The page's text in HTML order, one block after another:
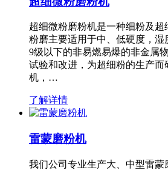
超细微粉磨粉机是一种细粉及
粉磨主要适用于中、低硬度，湿
9级以下的非易燃易爆的非金属
试验和改进，为超细粉的生产而
机，…
了解详情
雷蒙磨粉机
我们公司专业生产大、中型雷蒙